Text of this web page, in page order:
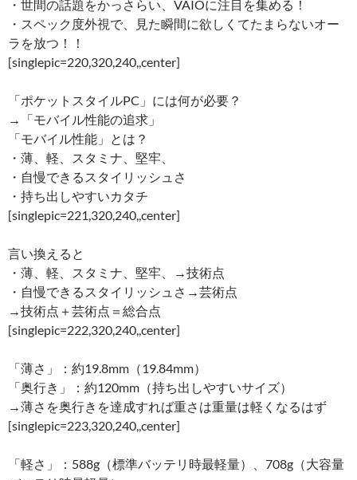
・世間の話題をかっさらい、VAIOに注目を集める！
・スペック度外視で、見た瞬間に欲しくてたまらないオー
ラを放つ！！
[singlepic=220,320,240,,center]
「ポケットスタイルPC」には何が必要？
→「モバイル性能の追求」
「モバイル性能」とは？
・薄、軽、スタミナ、堅牢、
・自慢できるスタイリッシュさ
・持ち出しやすいカタチ
[singlepic=221,320,240,,center]
言い換えると
・薄、軽、スタミナ、堅牢、→技術点
・自慢できるスタイリッシュさ→芸術点
→技術点＋芸術点＝総合点
[singlepic=222,320,240,,center]
「薄さ」：約19.8mm（19.84mm）
「奥行き」：約120mm（持ち出しやすいサイズ）
→薄さを奥行きを達成すれば重さは重量は軽くなるはず
[singlepic=223,320,240,,center]
「軽さ」：588g（標準バッテリ時最軽量）、708g（大容量